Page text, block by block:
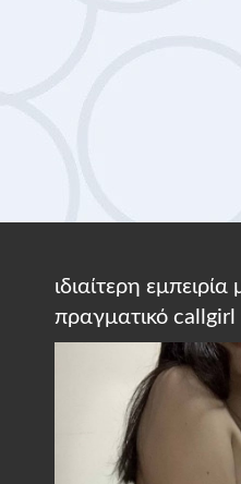
ιδιαίτερη εμπειρία
πραγματικό callgirl